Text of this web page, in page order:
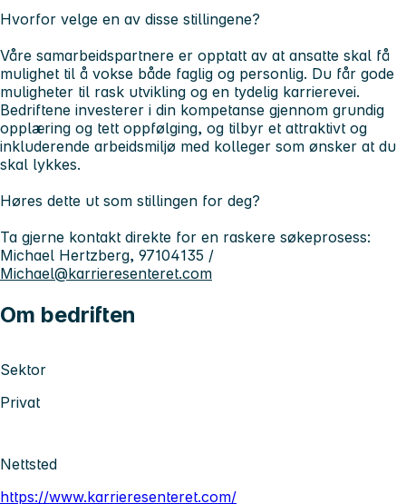
Hvorfor velge en av disse stillingene?
Våre samarbeidspartnere er opptatt av at ansatte skal få
mulighet til å vokse både faglig og personlig. Du får gode
muligheter til rask utvikling og en tydelig karrierevei.
Bedriftene investerer i din kompetanse gjennom grundig
opplæring og tett oppfølging, og tilbyr et attraktivt og
inkluderende arbeidsmiljø med kolleger som ønsker at du
skal lykkes.
Høres dette ut som stillingen for deg?
Ta gjerne kontakt direkte for en raskere søkeprosess:
Michael Hertzberg, 97104135 /
Michael@karrieresenteret.com
Om bedriften
Sektor
Privat
Nettsted
https://www.karrieresenteret.com/